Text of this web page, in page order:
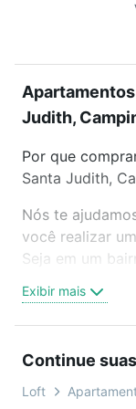
Judith,
Por que
Santa Judith,
Nós te
você realizar
Seja em um
oferta ideal de
Santa Judith,
videochamada,
ainda conta
Exibir mais
Continue
Loft